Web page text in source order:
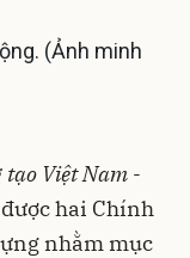
(Ảnh minh
Việt Nam -
hai Chính
nhằm mục